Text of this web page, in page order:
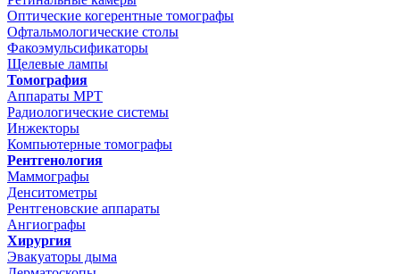
Оптические когерентные томографы
Офтальмологические столы
Факоэмульсификаторы
Щелевые лампы
Томография
Аппараты МРТ
Радиологические системы
Инжекторы
Компьютерные томографы
Рентгенология
Маммографы
Денситометры
Рентгеновские аппараты
Ангиографы
Хирургия
Эвакуаторы дыма